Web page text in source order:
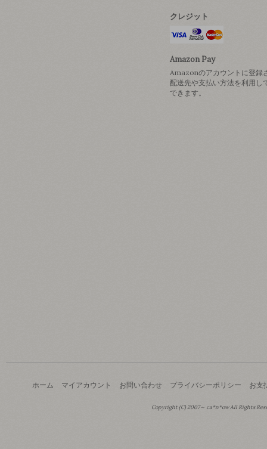
クレジット
Amazon Pay
Amazonのアカウントに登録
配送先や支払い方法を利用し
できます。
ホーム マイアカウント お問い合わせ プライバシーポリシー お支
Copyright (C) 2007～ ca*n*ow All Rights